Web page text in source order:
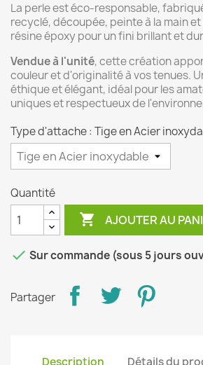
La perle est éco-responsable,
recyclé, découpée, peinte à la main
résine époxy pour un fini brillant et
Vendue à l'unité, cette création
couleur et d'originalité à vos tenues.
éthique et élégant, idéal pour les
uniques et respectueux de
Type d'attache : Tige en Acier
Quantité
 AJOUTER AU
 Sur commande (sous 5 jours
Partager
Description Détails du